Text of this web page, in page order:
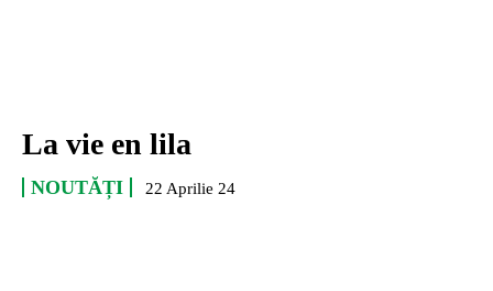
La vie en lila
NOUTĂȚI 22 Aprilie 24